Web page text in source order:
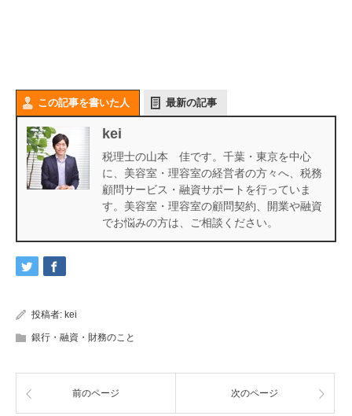
この記事を書いた人 最新の記事
kei
税理士の山本 佳です。千葉・東京を中心
に、美容室・理容室の経営者の方々へ、税務
顧問サービス・融資サポートを行っていま
す。美容室・理容室の顧問契約、開業や融資
でお悩みの方は、ご相談ください。
投稿者: kei
銀行・融資・財務のこと
前のページ 次のページ